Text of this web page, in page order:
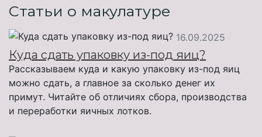
Статьи о макулатуре
16.09.2025
Куда сдать упаковку из-под яиц?
Рассказываем куда и какую упаковку из-под яиц
можно сдать, а главное за сколько денег их
примут. Читайте об отличиях сбора, производства
и переработки яичных лотков.